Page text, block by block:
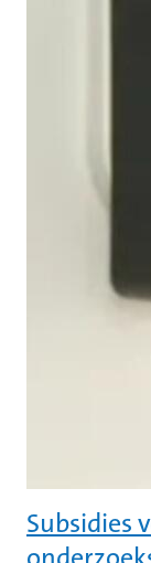
Subsidies